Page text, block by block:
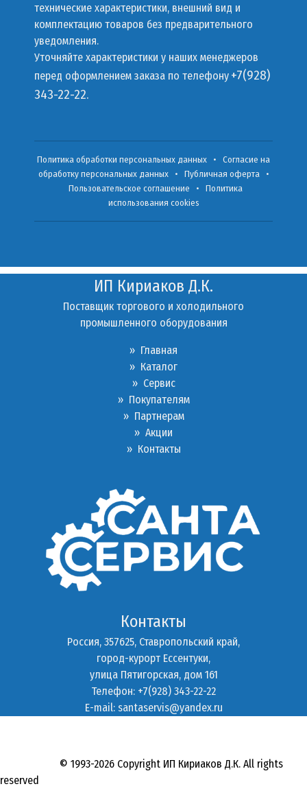
технические характеристики, внешний вид и
комплектацию товаров без предварительного
уведомления.
Уточняйте характеристики у наших менеджеров
перед оформлением заказа по телефону +7(928)
343-22-22.
Политика обработки персональных данных • Согласие на
обработку персональных данных• Публичная оферта
•
Пользовательское соглашение • Политика
использования cookies
ИП Кириаков Д.К.
Поставщик торгового и холодильного
промышленного оборудования
» Главная
» Каталог
» Сервис
» Покупателям
» Партнерам
» Акции
» Контакты
Контакты
Россия, 357625, Ставропольский край,
город-курорт Ессентуки,
улица Пятигорская, дом 161
Телефон: +7(928) 343-22-22
E-mail: santaservis@yandex.ru
© 1993-2026 Copyright ИП Кириаков Д.К. All rights
reserved